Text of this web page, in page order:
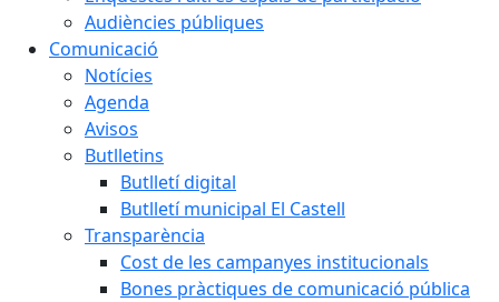
Audiències públiques
Comunicació
Notícies
Agenda
Avisos
Butlletins
Butlletí digital
Butlletí municipal El Castell
Transparència
Cost de les campanyes institucionals
Bones pràctiques de comunicació pública